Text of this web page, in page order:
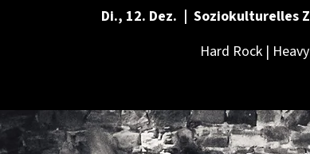
Di., 12. Dez.
Soziokulturelles
Hard Rock |